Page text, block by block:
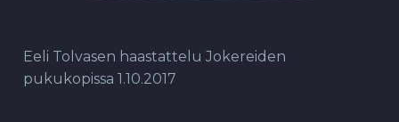
Eeli Tolvasen haastattelu Jokereiden
pukukopissa 1.10.2017